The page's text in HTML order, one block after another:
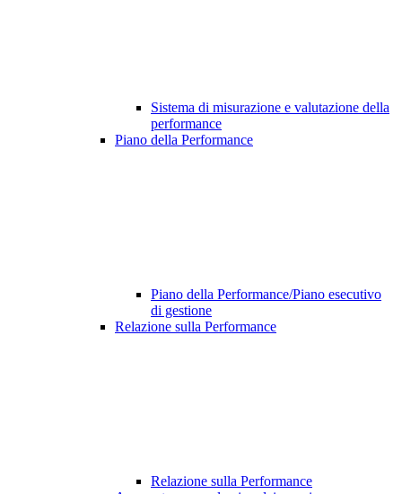
Sistema di misurazione e valutazione della
performance
Piano della Performance
Piano della Performance/Piano esecutivo
di gestione
Relazione sulla Performance
Relazione sulla Performance